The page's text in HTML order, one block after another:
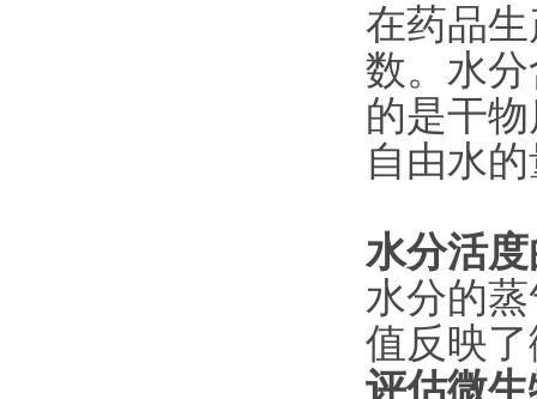
在药品
数。水
的是干
自由水
水分活
水分的
值反映
评估微